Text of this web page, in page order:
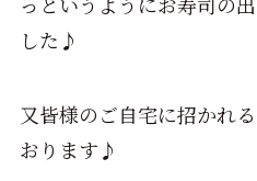
した♪
又皆様のご自宅に招かれ
おります♪